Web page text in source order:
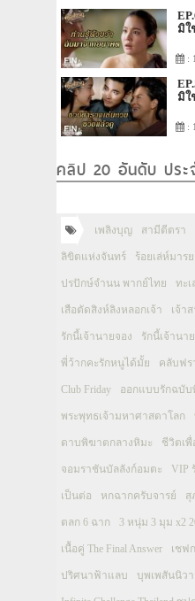
มิใ
:
มิใ
:
คลิป 20 อันดับ ประ
เพลิงบุญ สามีตีตรา
ลิขิตแห่งจันทร์ ร้อยเล่ห์มาร
ปรปักษ์จำนน พากย์ไทย ทะเ
เสือตัดสิงห์ลิงหลอกเจ้า เจ้า
รักนี้เจ้านายจอง รักนี้เจ้านา
พี่ว้ากคะรักหนูได้มั้ย คลับฟร
Club Friday ออกแบบรักฉบับ
พระพุทธเจ้ามหาศาสดาโลก
ดาบพิฆาตกลางหิมะ ชีวิตเพื่
จอมราชันบัลลังก์อมตะ VIP
เป็นต่อ หกฉากครับจารย์ สุ
ตลก 6 ฉาก 3 หนุ่ม 3 มุม x2
เนื้อคู่ The Final Answer เชฟ
ปริศนาฟ้าแลบ บุพเพสันนิว